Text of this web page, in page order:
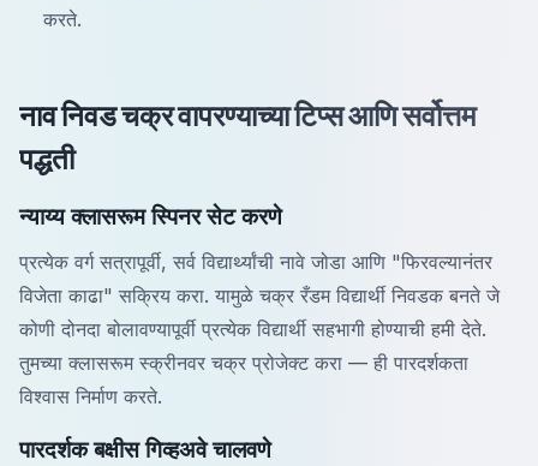
करते.
नाव निवड चक्र वापरण्याच्या टिप्स आणि सर्वोत्तम
पद्धती
न्याय्य क्लासरूम स्पिनर सेट करणे
प्रत्येक वर्ग सत्रापूर्वी, सर्व विद्यार्थ्यांची नावे जोडा आणि "फिरवल्यानंतर
विजेता काढा" सक्रिय करा. यामुळे चक्र रँडम विद्यार्थी निवडक बनते जे
कोणी दोनदा बोलावण्यापूर्वी प्रत्येक विद्यार्थी सहभागी होण्याची हमी देते.
तुमच्या क्लासरूम स्क्रीनवर चक्र प्रोजेक्ट करा — ही पारदर्शकता
विश्वास निर्माण करते.
पारदर्शक बक्षीस गिव्हअवे चालवणे